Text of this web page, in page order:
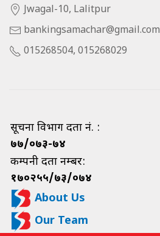
Jwagal-10, Lalitpur
bankingsamachar@gmail.com
015268504, 015268029
सूचना विभाग दर्ता नं. :
७७/०७३-७४
कम्पनी दर्ता नम्बर:
१७०२५५/७३/०७४
About Us
Our Team